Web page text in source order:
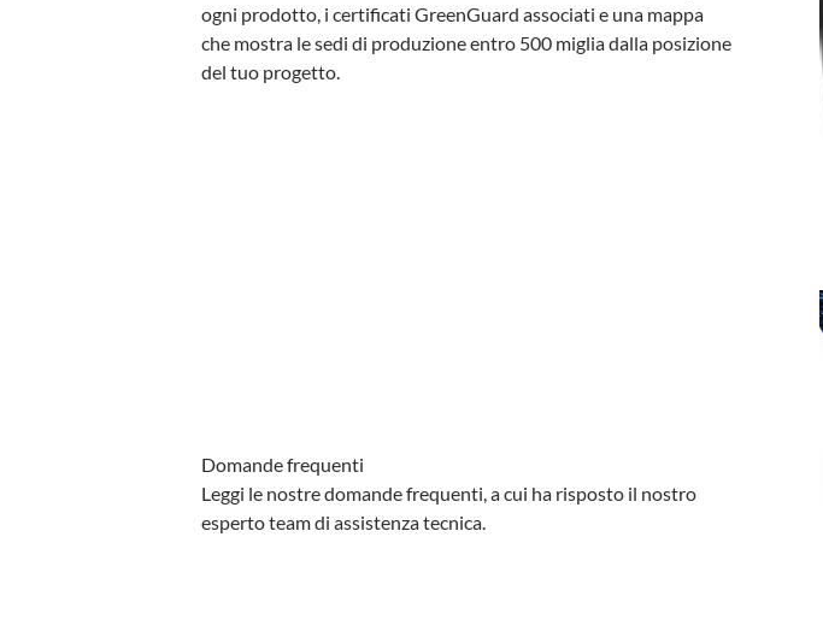
ogni prodotto, i certificati GreenGuard associati e una mappa
che mostra le sedi di produzione entro 500 miglia dalla posizione
del tuo progetto.
Domande frequenti
Leggi le nostre domande frequenti, a cui ha risposto il nostro
esperto team di assistenza tecnica.